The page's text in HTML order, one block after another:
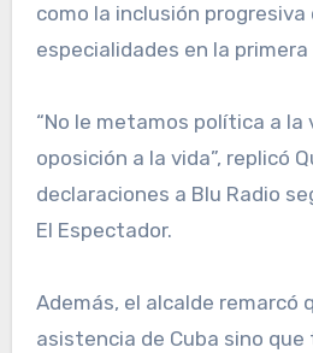
como la inclusión
especialidades en la
“No le metamos política a la
oposición a la vida”, replicó
declaraciones a Blu Radio
El Espectador.
Además, el alcalde remarcó
asistencia de Cuba sino